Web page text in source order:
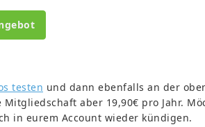
testen und dann ebenfalls an der
aber 19,90€ pro Jahr.
in eurem Account wieder kündigen.